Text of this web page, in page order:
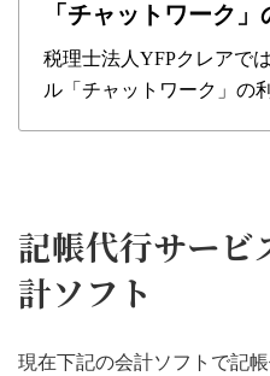
「チャットワーク
税理士法人YFPクレアで
ル「チャットワーク」の
記帳代行サービ
計ソフト
現在下記の会計ソフトで記